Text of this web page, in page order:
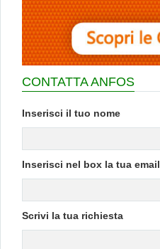
CONTATTA ANFOS
Inserisci il tuo nome
Inserisci nel box la tua email
Scrivi la tua richiesta